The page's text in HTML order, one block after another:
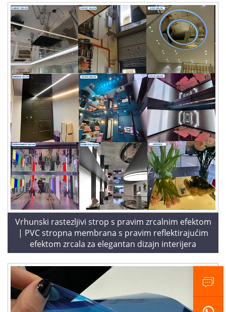
Vrhunski rastezljivi strop s pravim zrcalnim efektom
| PVC stropna membrana s pravim reflektirajućim
efektom zrcala za elegantan dizajn interijera